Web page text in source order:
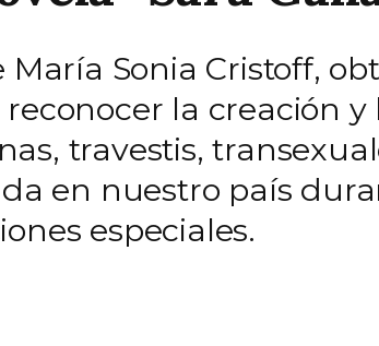
María Sonia Cristoff,
la creación
travestis,
en nuestro país
especiales.